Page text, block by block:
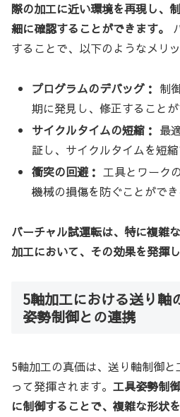
際の加工に近い環境を再現し、
細に確認することができます。
することで、以下のようなメリ
プログラムのデバッグ： 制
期に発見し、修正することが
サイクルタイムの短縮： 最
証し、サイクルタイムを短縮
衝突の回避： 工具とワーク
機械の損傷を防ぐことができ
バーチャル試運転は、特に複雑
加工において、その効果を発揮し
5軸加工における送り軸
姿勢制御との連携
5軸加工の真価は、送り軸制御
って発揮されます。 工具姿勢制
に制御することで、複雑な形状